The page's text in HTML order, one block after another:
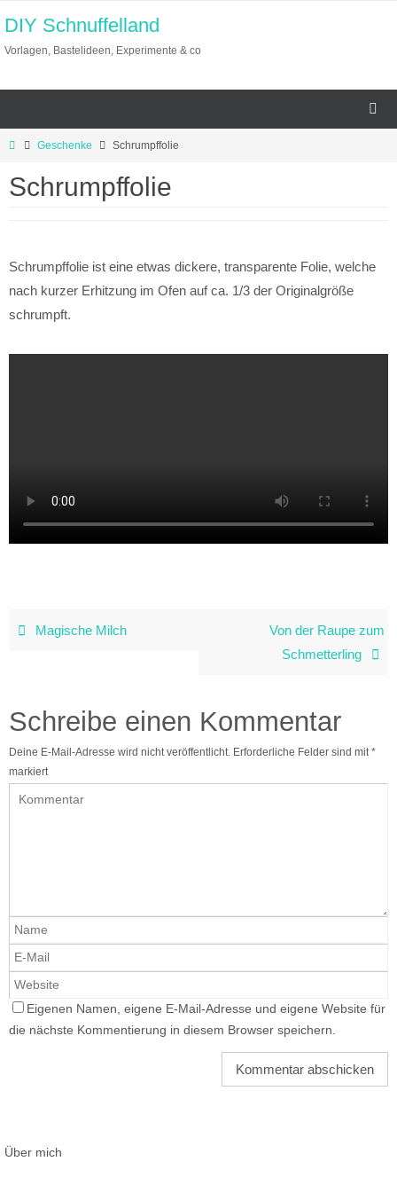
Inhalt
springen
DIY Schnuffelland
Vorlagen, Bastelideen, Experimente & co
StartGeschenke Schrumpffolie
Schrumpffolie
Schrumpffolie ist eine etwas dickere, transparente Folie, welche
nach kurzer Erhitzung im Ofen auf ca. 1/3 der Originalgröße
schrumpft.
Magische Milch
Von der Raupe zum
Schmetterling
Schreibe einen Kommentar
Deine E-Mail-Adresse wird nicht veröffentlicht. Erforderliche Felder sind mit *
markiert
Eigenen Namen, eigene E-Mail-Adresse und eigene Website für
die nächste Kommentierung in diesem Browser speichern.
Über mich